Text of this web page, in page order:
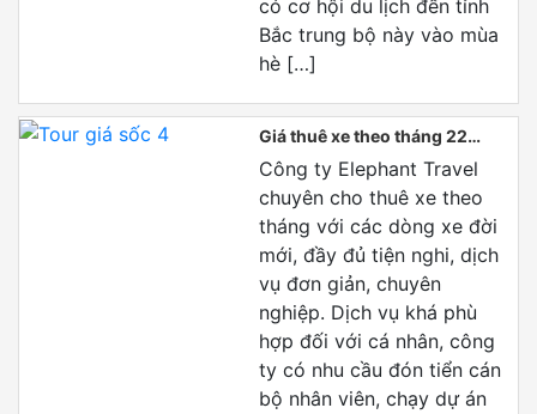
có cơ hội du lịch đến tỉnh
Bắc trung bộ này vào mùa
hè […]
Giá thuê xe theo tháng 22
ngày
Công ty Elephant Travel
chuyên cho thuê xe theo
tháng với các dòng xe đời
mới, đầy đủ tiện nghi, dịch
vụ đơn giản, chuyên
nghiệp. Dịch vụ khá phù
hợp đối với cá nhân, công
ty có nhu cầu đón tiển cán
bộ nhân viên, chạy dự án